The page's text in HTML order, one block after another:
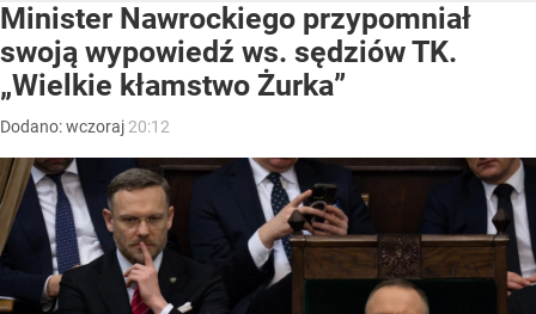
Minister Nawrockiego przypomniał
swoją wypowiedź ws. sędziów TK.
„Wielkie kłamstwo Żurka”
Dodano:wczoraj 20:12